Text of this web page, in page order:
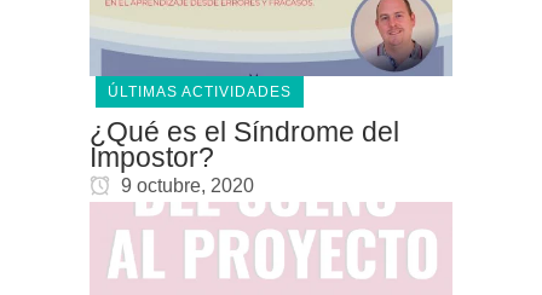
ÚLTIMAS ACTIVIDADES
¿Qué es el Síndrome del
Impostor?
9 octubre, 2020